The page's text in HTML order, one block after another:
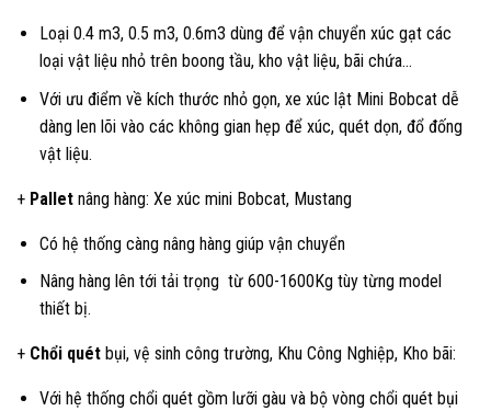
Loại 0.4 m3, 0.5 m3, 0.6m3 dùng để vận chuyển xúc gạt các
loại vật liệu nhỏ trên boong tầu, kho vật liệu, bãi chứa…
Với ưu điểm về kích thước nhỏ gọn, xe xúc lật Mini Bobcat dễ
dàng len lõi vào các không gian hẹp để xúc, quét dọn, đổ đống
vật liệu.
+ Pallet nâng hàng: Xe xúc mini Bobcat, Mustang
Có hệ thống càng nâng hàng giúp vận chuyển
Nâng hàng lên tới tải trọng từ 600-1600Kg tùy từng model
thiết bị.
+ Chổi quét bụi, vệ sinh công trường, Khu Công Nghiệp, Kho bãi:
Với hệ thống chổi quét gồm lưỡi gàu và bộ vòng chổi quét bụi